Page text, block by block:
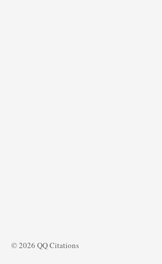
© 2026 QQ Citations